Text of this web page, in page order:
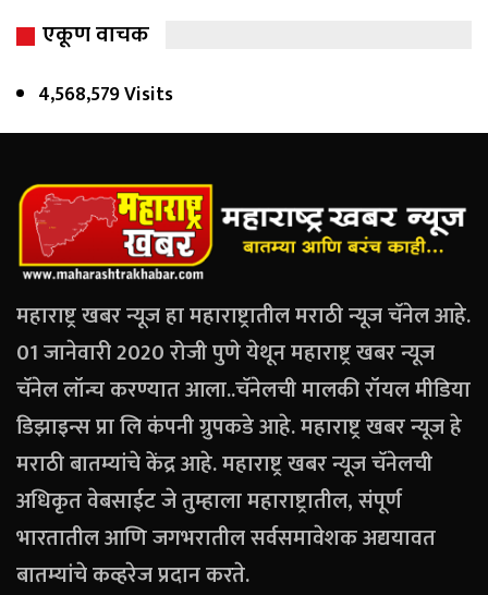
एकूण वाचक
4,568,579 Visits
महाराष्ट्र खबर न्यूज हा महाराष्ट्रातील मराठी न्यूज चॅनेल आहे.
01 जानेवारी 2020 रोजी पुणे येथून महाराष्ट्र खबर न्यूज
चॅनेल लॉन्च करण्यात आला..चॅनेलची मालकी रॉयल मीडिया
डिझाइन्स प्रा लि कंपनी ग्रुपकडे आहे. महाराष्ट्र खबर न्यूज हे
मराठी बातम्यांचे केंद्र आहे. महाराष्ट्र खबर न्यूज चॅनेलची
अधिकृत वेबसाईट जे तुम्हाला महाराष्ट्रातील, संपूर्ण
भारतातील आणि जगभरातील सर्वसमावेशक अद्ययावत
बातम्यांचे कव्हरेज प्रदान करते.